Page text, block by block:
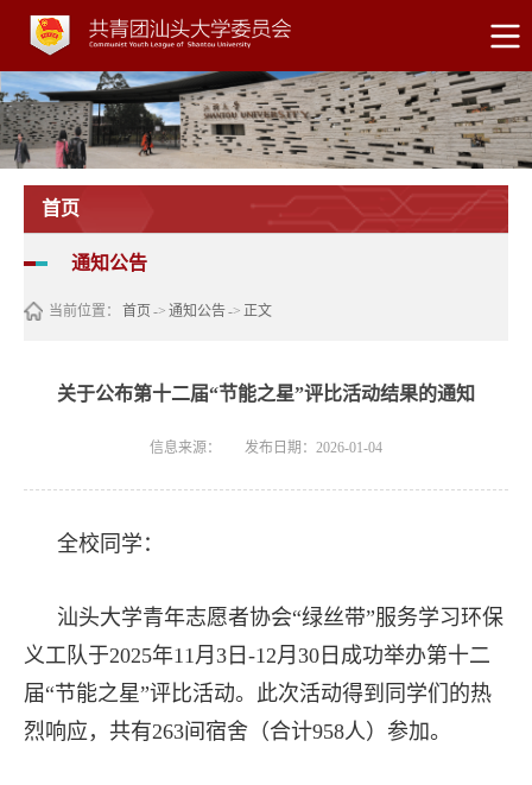
首页
通知公告
当前位置： 首页-> 通知公告-> 正文
关于公布第十二届“节能之星”评比活动结果的通知
信息来源： 发布日期：2026-01-04
全校同学：
汕头大学青年志愿者协会“绿丝带”服务学习环保
义工队于2025年11月3日-12月30日成功举办第十二
届“节能之星”评比活动。此次活动得到同学们的热
烈响应，共有263间宿舍（合计958人）参加。